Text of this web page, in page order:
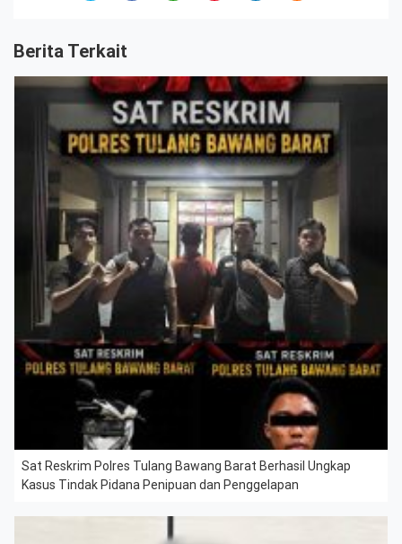
Berita Terkait
Sat Reskrim Polres Tulang Bawang Barat Berhasil Ungkap
Kasus Tindak Pidana Penipuan dan Penggelapan